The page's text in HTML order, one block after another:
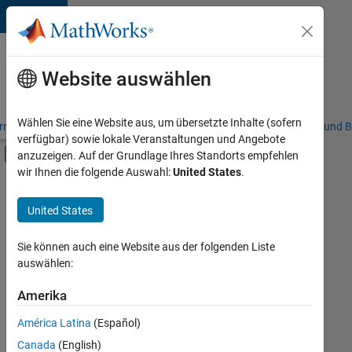
Weiter zum Inhalt
Karriere
bei
MathWorks
– Übersicht Stellensuche Niederlassungen Studierende und
Umschaltung für Off-Canvas-
Hauptinhalt
Ausgewählte
speichern
Es
nicht
alle
Website auswählen
Wählen Sie eine Website aus, um übersetzte Inhalte (sofern
verfügbar) sowie lokale Veranstaltungen und Angebote
anzuzeigen. Auf der Grundlage Ihres Standorts empfehlen
wir Ihnen die folgende Auswahl:United States.
United States
Sie können auch eine Website aus der folgenden Liste
auswählen:
Amerika
América Latina (Español)
Canada (English)